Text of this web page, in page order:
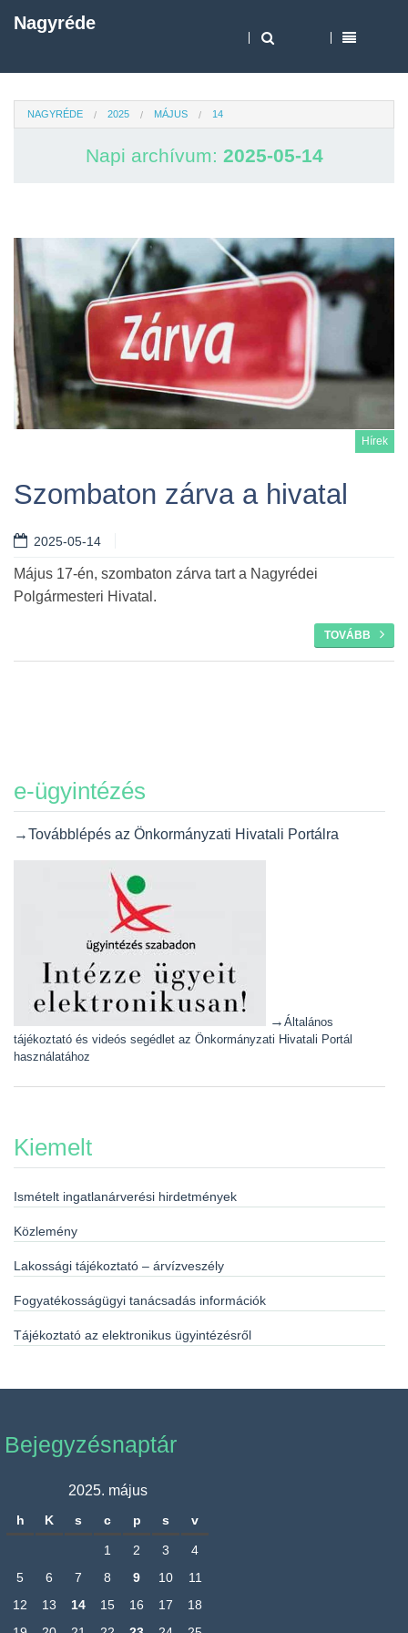
Nagyréde
NAGYRÉDE 2025 MÁJUS 14
Napi archívum: 2025-05-14
Hírek
Szombaton zárva a hivatal
2025-05-14
Május 17-én, szombaton zárva tart a Nagyrédei
Polgármesteri Hivatal.
TOVÁBB
e-ügyintézés
→Továbblépés az Önkormányzati Hivatali Portálra
→ Általános
tájékoztató és videós segédlet az Önkormányzati Hivatali Portál
használatához
Kiemelt
Ismételt ingatlanárverési hirdetmények
Közlemény
Lakossági tájékoztató – árvízveszély
Fogyatékosságügyi tanácsadás információk
Tájékoztató az elektronikus ügyintézésről
Bejegyzésnaptár
2025. május
h K s c p s v
1 2 3
4
5
6 7 8 9 10
11
12
13 14 15 16 17
18